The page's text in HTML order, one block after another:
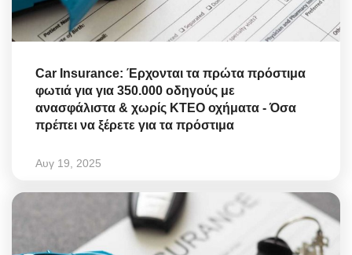
Car Insurance: Έρχονται τα πρώτα πρόστιμα
φωτιά για για 350.000 οδηγούς με
ανασφάλιστα & χωρίς ΚΤΕΟ οχήματα - Όσα
πρέπει να ξέρετε για τα πρόστιμα
Αυγ 19, 2025